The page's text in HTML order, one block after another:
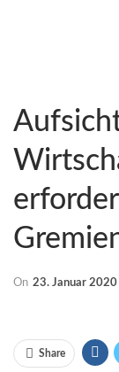
On 23. Januar 2020
Share